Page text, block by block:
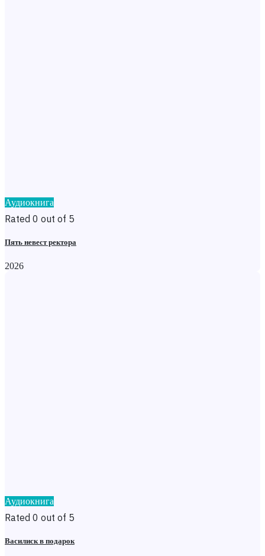
Аудиокнига
Rated 0 out of 5
Пять невест ректора
2026
Аудиокнига
Rated 0 out of 5
Василиск в подарок